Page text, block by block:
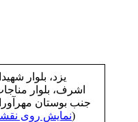
یزد، بلوار
اشرف، بلوار
جنب بوستان
(نمایش روی